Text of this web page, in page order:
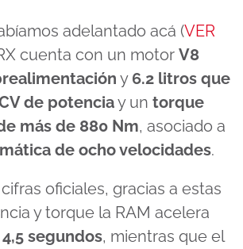
adelantado acá (VER
cuenta con un motor V8
y 6.2 litros que
de potenciay un torque
más de 880 Nm, asociado a
de ocho velocidades.
oficiales, gracias a estas
y torque la RAM acelera
segundos, mientras que el